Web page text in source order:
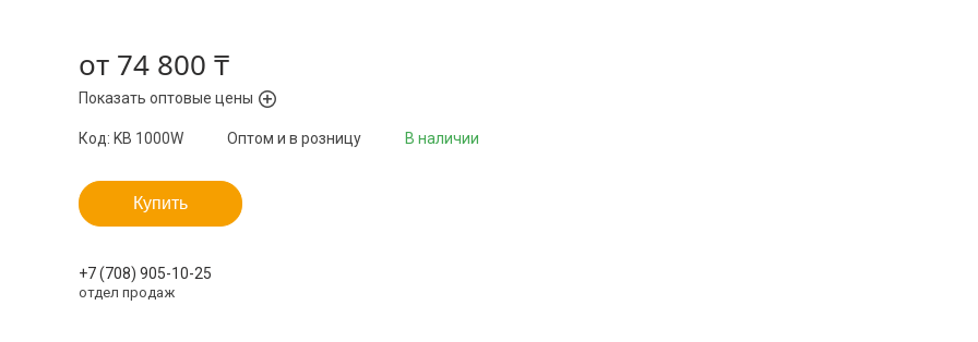
от 74 800 ₸
Показать оптовые цены
В наличии
Оптом и в розницу
Код: KB 1000W
Купить
+7 (708) 905-10-25
отдел продаж